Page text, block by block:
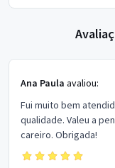
Ana Paula avaliou:
Fui muito bem
qualidade. Valeu a
careiro. Obrigada!